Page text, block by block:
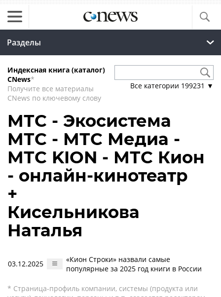
Разделы
Индексная книга (каталог)
CNews*
Получите все материалы
CNews по ключевому слову
Все категории 199231 ▼
МТС - Экосистема
МТС - МТС Медиа -
МТС KION - МТС Кион
- онлайн-кинотеатр
+
Кисельникова
Наталья
03.12.2025
«Кион Строки» назвали самые
популярные за 2025 год книги в России
* Страница-профиль компании, системы (продукта или